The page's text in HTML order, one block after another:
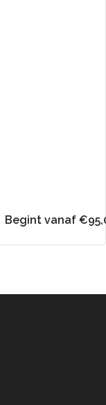
Begint vanaf